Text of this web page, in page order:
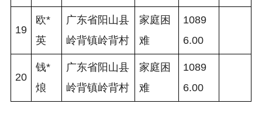
19
欧*
英
广东省阳山县
岭背镇岭背村
家庭困
难
1089
6.00
20
钱*
烺
广东省阳山县
岭背镇岭背村
家庭困
难
1089
6.00